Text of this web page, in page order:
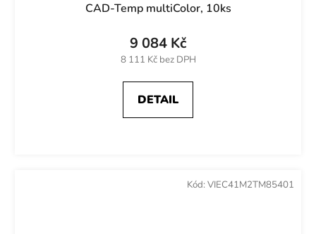
CAD-Temp multiColor, 10ks
8 111 Kč bez DPH
9 084 Kč
DETAIL
Kód: VIEC41M2TM85401